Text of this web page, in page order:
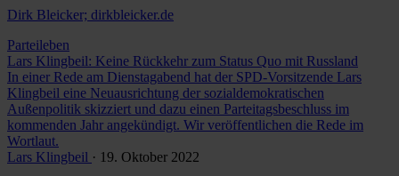
Dirk Bleicker; dirkbleicker.de
Parteileben
Lars Klingbeil: Keine Rückkehr zum Status Quo mit Russland
In einer Rede am Dienstagabend hat der SPD-Vorsitzende Lars
Klingbeil eine Neuausrichtung der sozialdemokratischen
Außenpolitik skizziert und dazu einen Parteitagsbeschluss im
kommenden Jahr angekündigt. Wir veröffentlichen die Rede im
Wortlaut.
Lars Klingbeil · 19. Oktober 2022